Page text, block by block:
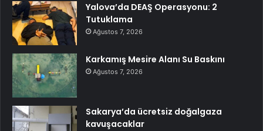
Yalova’da DEAŞ Operasyonu: 2
Tutuklama
Ağustos 7, 2026
Karkamış Mesire Alanı Su Baskını
Ağustos 7, 2026
Sakarya’da ücretsiz doğalgaza
kavuşacaklar